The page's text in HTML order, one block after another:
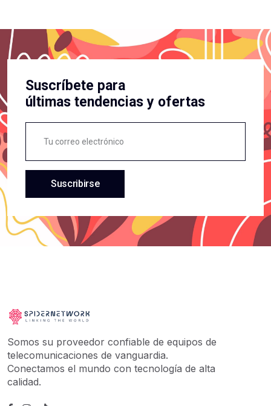
Suscríbete para
últimas tendencias y ofertas
Suscribirse
Somos su proveedor confiable de equipos de
telecomunicaciones de vanguardia.
Conectamos el mundo con tecnología de alta
calidad.